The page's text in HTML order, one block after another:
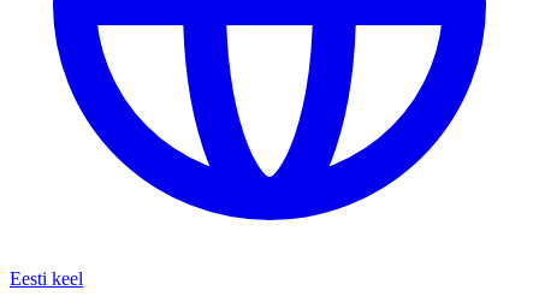
Eesti keel